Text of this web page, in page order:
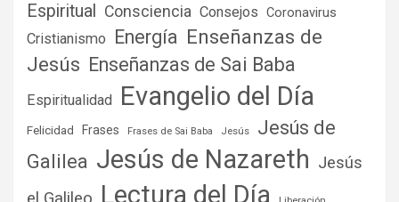
Espiritual
Consciencia Consejos Coronavirus
Cristianismo Energía Enseñanzas de
Jesús Enseñanzas de Sai Baba
Espiritualidad Evangelio del Día
Felicidad Frases Frases de Sai Baba Jesús
Jesús de
Galilea Jesús de Nazareth Jesús
Lectura del Día